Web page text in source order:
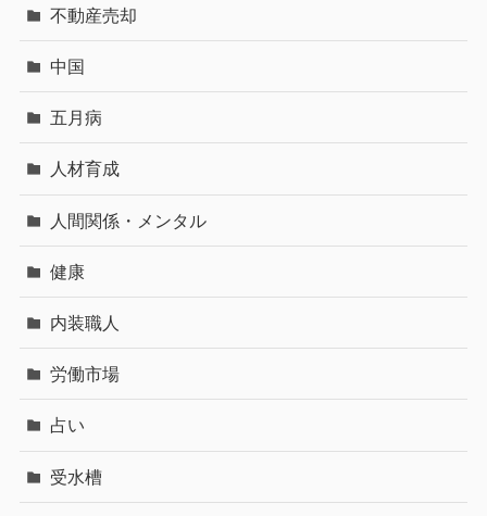
不動産売却
中国
五月病
人材育成
人間関係・メンタル
健康
内装職人
労働市場
占い
受水槽